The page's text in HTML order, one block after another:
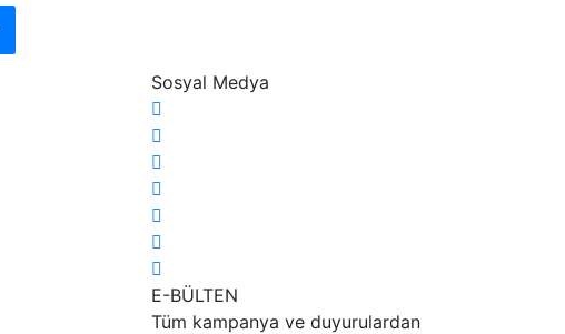
Sosyal Medya
E-BÜLTEN
Tüm kampanya ve duyurulardan